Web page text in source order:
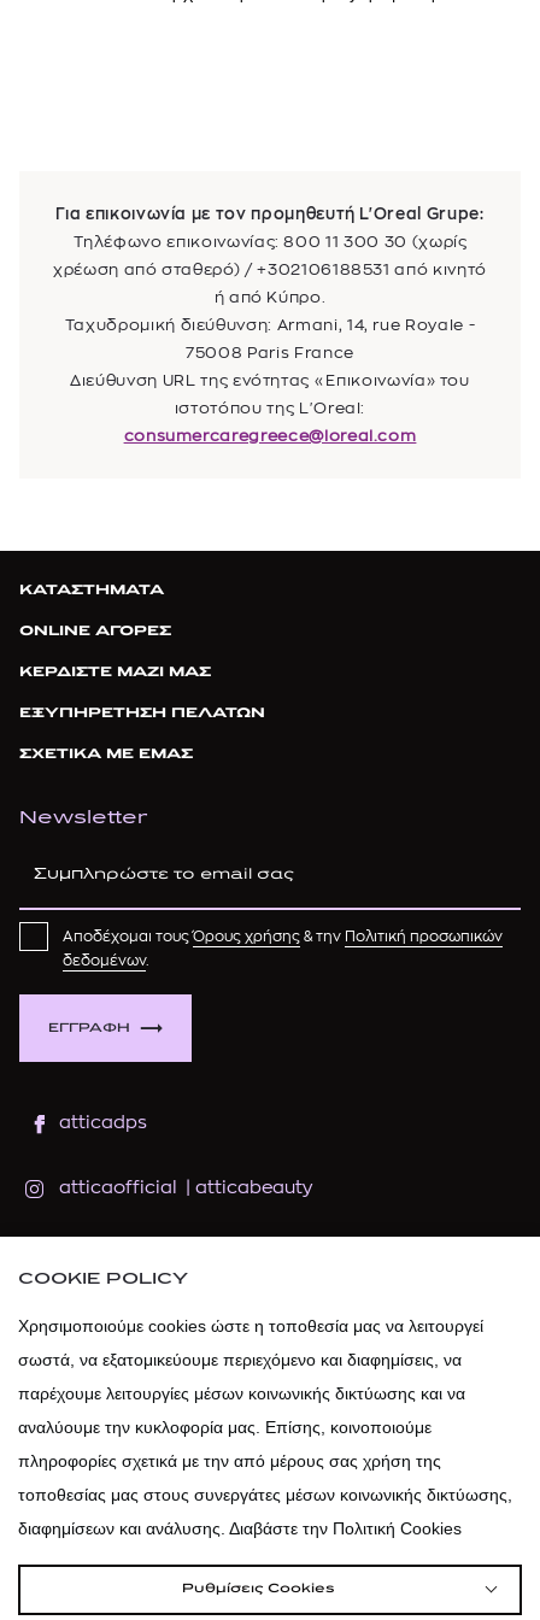
Για επικοινωνία με τον προμηθευτή L'Oreal Grupe:
Τηλέφωνο επικοινωνίας: 800 11 300 30 (χωρίς
χρέωση από σταθερό) / +302106188531 από κινητό
ή από Κύπρο.
Ταχυδρομική διεύθυνση: Armani, 14, rue Royale -
75008 Paris France
Διεύθυνση URL της ενότητας «Επικοινωνία» του
ιστοτόπου της L'Oreal:
consumercaregreece@loreal.com
ΚΑΤΑΣΤΗΜΑΤΑ
ONLINE ΑΓΟΡΕΣ
ΚΕΡΔΙΣΤΕ ΜΑΖΙ ΜΑΣ
ΕΞΥΠΗΡΕΤΗΣΗ ΠΕΛΑΤΩΝ
ΣΧΕΤΙΚΑ ΜΕ ΕΜΑΣ
Newsletter
ΕΓΓΡΑΦΗ
Αποδέχομαι τουςΌρους χρήσης & την Πολιτική προσωπικών
δεδομένων.
atticadps
atticaofficial atticabeauty
atticadps
COOKIE POLICY
Χρησιμοποιούμε cookies ώστε η τοποθεσία μας να λειτουργεί
σωστά, να εξατομικεύουμε περιεχόμενο και διαφημίσεις, να
παρέχουμε λειτουργίες μέσων κοινωνικής δικτύωσης και να
αναλύουμε την κυκλοφορία μας. Επίσης, κοινοποιούμε
πληροφορίες σχετικά με την από μέρους σας χρήση της
τοποθεσίας μας στους συνεργάτες μέσων κοινωνικής δικτύωσης,
διαφημίσεων και ανάλυσης. Διαβάστε την Πολιτική Cookies
Ρυθμίσεις Cookies